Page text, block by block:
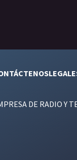
DE RADIO Y